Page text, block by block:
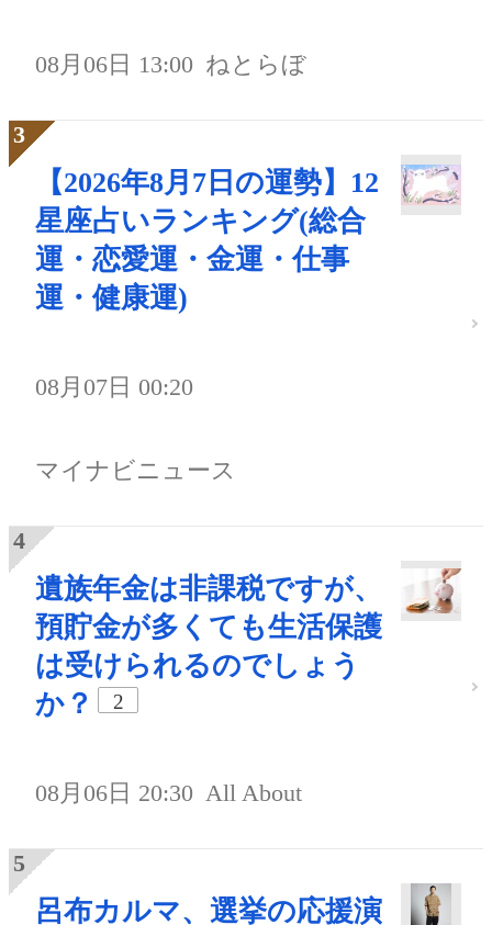
08月06日 13:00 ねとらぼ
【2026年8月7日の運勢】12
星座占いランキング(総合
運・恋愛運・金運・仕事
運・健康運)
08月07日 00:20
マイナビニュース
遺族年金は非課税ですが、
預貯金が多くても生活保護
は受けられるのでしょう
か？
2
08月06日 20:30 All About
呂布カルマ、選挙の応援演